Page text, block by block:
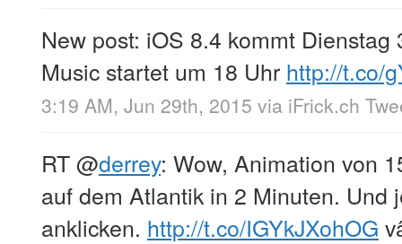
New post: iOS 8.4 kommt
Music startet um 18 Uhr http://t.co/
3:19 AM, Jun 29th, 2015 via iFrick.ch
RT@derrey: Wow, Animation von
auf dem Atlantik in 2 Minuten. Und
anklicken. http://t.co/IGYkJXohOG